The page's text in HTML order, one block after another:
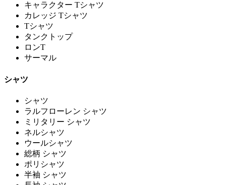
キャラクター Tシャツ
カレッジ Tシャツ
Tシャツ
タンクトップ
ロンT
サーマル
シャツ
シャツ
ラルフローレン シャツ
ミリタリー シャツ
ネルシャツ
ウールシャツ
総柄 シャツ
ポリシャツ
半袖 シャツ